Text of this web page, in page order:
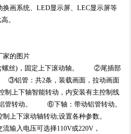
换画系统、LED显示屏、LEC显示屏等
。
家的图片
丝)，固定上下滚动轴。 ②尾插部
铝管：共2条，装载画面，拉动画面
下轴智能转动，内安装有主控制线
转动。 ⑥下轴：带动铝管转动。
上下滚动轴转动;设置各种参数。
输入电压可选择110V或220V，